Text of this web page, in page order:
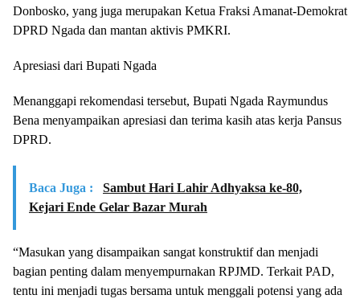
Donbosko, yang juga merupakan Ketua Fraksi Amanat-Demokrat
DPRD Ngada dan mantan aktivis PMKRI.
Apresiasi dari Bupati Ngada
Menanggapi rekomendasi tersebut, Bupati Ngada Raymundus
Bena menyampaikan apresiasi dan terima kasih atas kerja Pansus
DPRD.
Baca Juga :
Sambut Hari Lahir Adhyaksa ke-80,
Kejari Ende Gelar Bazar Murah
“Masukan yang disampaikan sangat konstruktif dan menjadi
bagian penting dalam menyempurnakan RPJMD. Terkait PAD,
tentu ini menjadi tugas bersama untuk menggali potensi yang ada